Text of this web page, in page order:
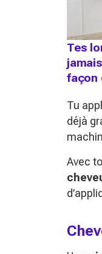
Tes
façon
Tu
déjà
Avec